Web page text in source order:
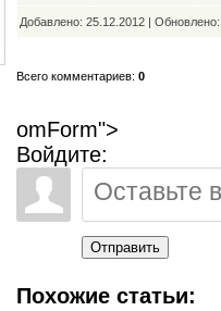
Добавлено: 25.12.2012 |
Всего комментариев: 0
omForm">
Войдите:
Отправить
Похожие статьи: